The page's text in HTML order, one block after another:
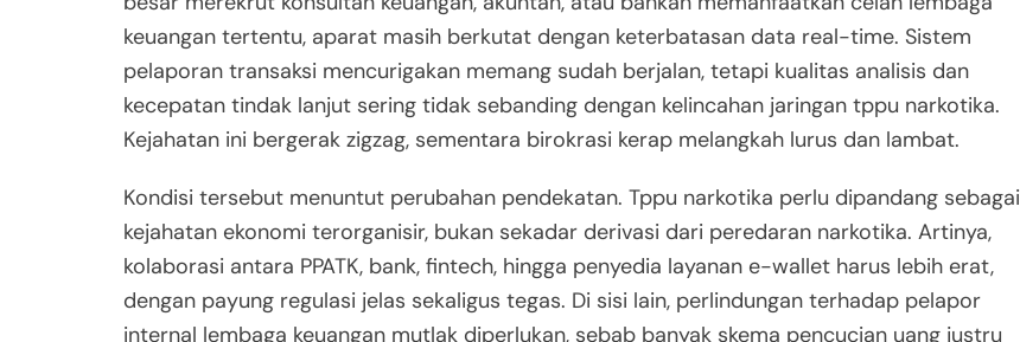
keuangan tertentu, aparat masih berkutat dengan keterbatasan data real-time. Sistem
pelaporan transaksi mencurigakan memang sudah berjalan, tetapi kualitas analisis dan
kecepatan tindak lanjut sering tidak sebanding dengan kelincahan jaringan tppu narkotika.
Kejahatan ini bergerak zigzag, sementara birokrasi kerap melangkah lurus dan lambat.
Kondisi tersebut menuntut perubahan pendekatan. Tppu narkotika perlu dipandang sebagai
kejahatan ekonomi terorganisir, bukan sekadar derivasi dari peredaran narkotika. Artinya,
kolaborasi antara PPATK, bank, fintech, hingga penyedia layanan e-wallet harus lebih erat,
dengan payung regulasi jelas sekaligus tegas. Di sisi lain, perlindungan terhadap pelapor
internal lembaga keuangan mutlak diperlukan, sebab banyak skema pencucian uang justru